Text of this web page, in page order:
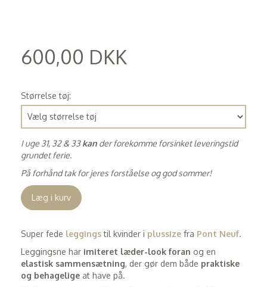
600,00 DKK
Størrelse tøj:
I uge 31, 32 & 33kan der forekomme forsinket leveringstid
grundet ferie.
På forhånd tak for jeres forståelse og god sommer!
Læg i kurv
Super fede leggingstil kvinder i plussize fra Pont Neuf.
Leggingsne har imiteret læder-look foran og en
elastisk sammensætning, der gør dem både praktiske
og behagelige at have på.